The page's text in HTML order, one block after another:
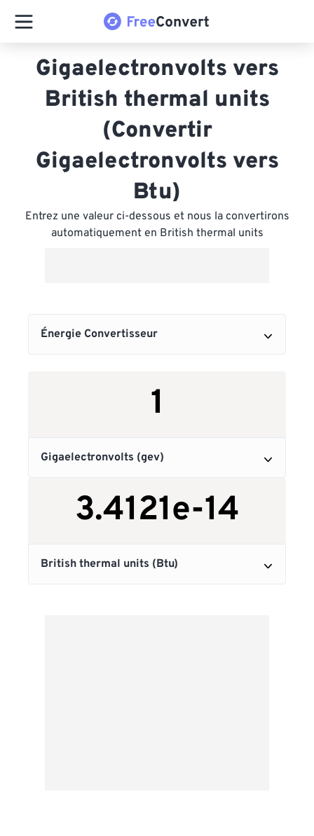
Gigaelectronvolts vers
British thermal units
(Convertir
Gigaelectronvolts vers
Btu)
Entrez une valeur ci-dessous et nous la convertirons
automatiquement en British thermal units